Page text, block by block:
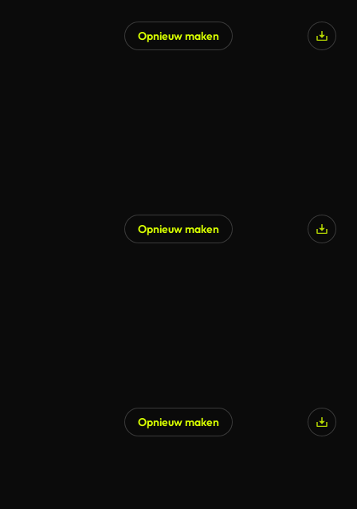
Opnieuw maken
Opnieuw maken
Opnieuw maken